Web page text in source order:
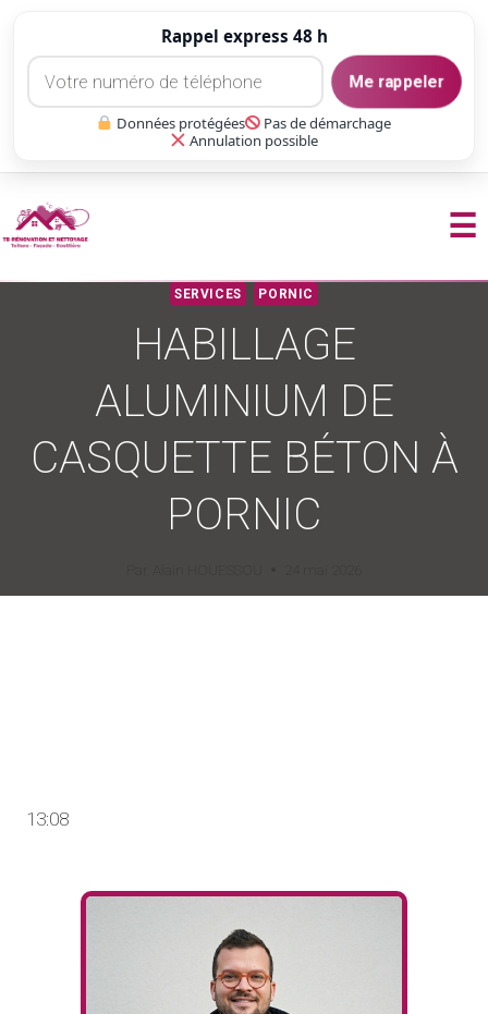
Rappel express 48 h
Me rappeler
Données protégées
Pas de démarchage
Annulation possible
☰
SERVICES PORNIC
HABILLAGE
ALUMINIUM DE
CASQUETTE BÉTON À
PORNIC
13:08